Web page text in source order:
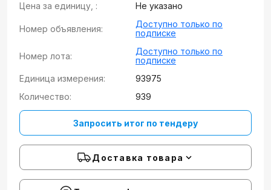
Цена за единицу, : Не указано
Номер объявления:
Доступно только по
подписке
Номер лота:
Доступно только по
подписке
Единица измерения:
93975
Количество:
939
Запросить итог по тендеру
Доставка товара